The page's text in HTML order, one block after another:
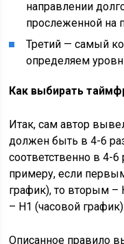
направлении
прослеженной на
Третий — самый
определяем
Как выбирать
Итак, сам автор
должен быть в 4-6
соответственно в 4-
примеру, если
график), то вторым –
– H1 (часовой график).
Описанное правило